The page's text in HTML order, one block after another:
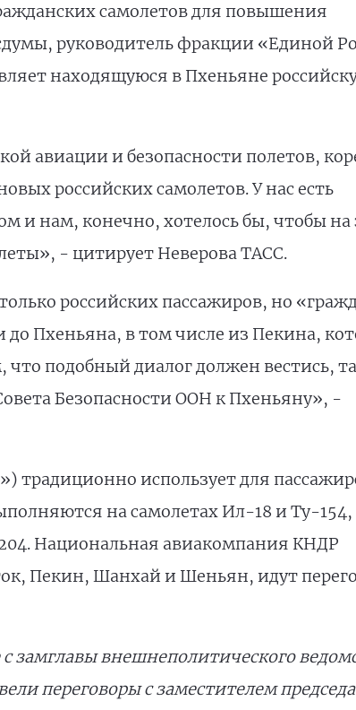
самолетов для повышения
руководитель фракции «Единой
находящуюся в Пхеньяне
авиации и безопасности полетов,
российских самолетов. У нас есть
и нам, конечно, хотелось бы, чтобы на
- цитирует Неверова ТАСС.
российских пассажиров, но
Пхеньяна, в том числе из Пекина,
подобный диалог должен вестись,
Безопасности ООН к Пхеньяну», -
традиционно использует для
на самолетах Ил-18 и Ту-154,
Национальная авиакомпания КНДР
Пекин, Шанхай и Шеньян, идут
замглавы внешнеполитического
переговоры с заместителем